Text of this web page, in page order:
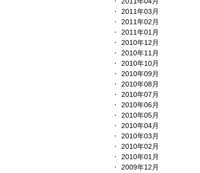
2011年03月
2011年02月
2011年01月
2010年12月
2010年11月
2010年10月
2010年09月
2010年08月
2010年07月
2010年06月
2010年05月
2010年04月
2010年03月
2010年02月
2010年01月
2009年12月